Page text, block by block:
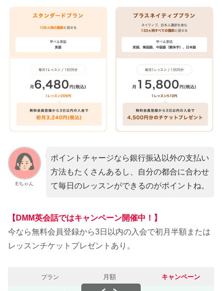
Eちゃん
ポイントチャージなら銀行振込以外の支払い
方法もたくさんあるし、自分の都合に合わせ
て毎日のレッスンができるのがポイントね。
【 DMM英会話ではキャンペーン開催中！】
今なら無料会員登録から3日以内の入会で初月半額または
レッスンチケットプレゼントあり。
プラン 月額 キャンペーン